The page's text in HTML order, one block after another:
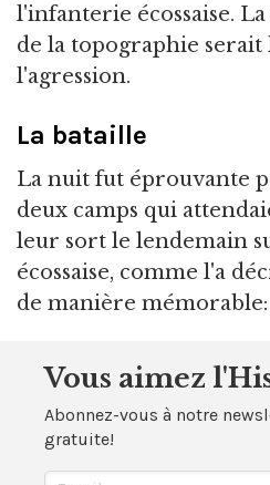
l'infanterie écossaise.
de la topographie serait
l'agression.
La bataille
La nuit fut éprouvante
deux camps qui
leur sort le lendemain
écossaise, comme l'a
de manière mémorable:
Vous aimez
Abonnez-vous à notre
gratuite!